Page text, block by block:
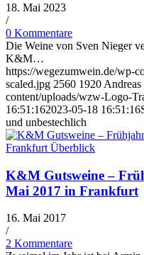
18. Mai 2023
/
0 Kommentare
Die Weine von Sven Nieger
K&M…
https://wegezumwein.de/wp-
scaled.jpg 2560 1920 Andreas
content/uploads/wzw-Logo-
16:51:162023-05-18 16:51:16
und unbestechlich
K&M Gutsweine –
Mai 2017 in Frankfurt
16. Mai 2017
/
2 Kommentare